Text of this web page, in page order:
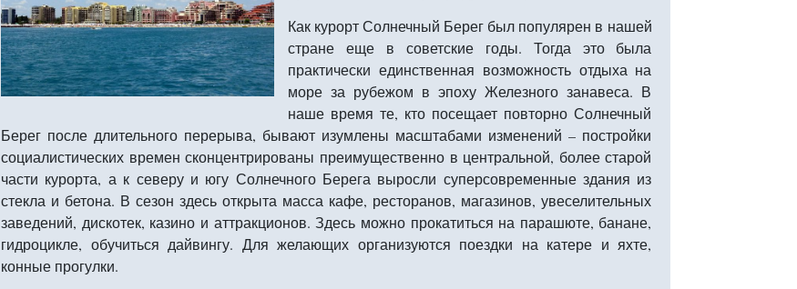
Как курортСолнечный Берег был популярен в нашей
стране еще в советские годы. Тогда это была
практически единственная возможность отдыха на
море за рубежом в эпоху Железного занавеса. В
наше время те, кто посещает повторно Солнечный
Берег после длительного перерыва, бывают изумлены масштабами изменений – постройки
социалистических времен сконцентрированы преимущественно в центральной, более старой
части курорта, а к северу и югу Солнечного Берега выросли суперсовременные здания из
стекла и бетона. В сезон здесь открыта масса кафе, ресторанов, магазинов, увеселительных
заведений, дискотек, казино и аттракционов. Здесь можно прокатиться на парашюте, банане,
гидроцикле, обучиться дайвингу. Для желающих организуются поездки на катере и яхте,
конные прогулки.